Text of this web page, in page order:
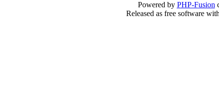
Powered by PHP-Fusion
Released as free software